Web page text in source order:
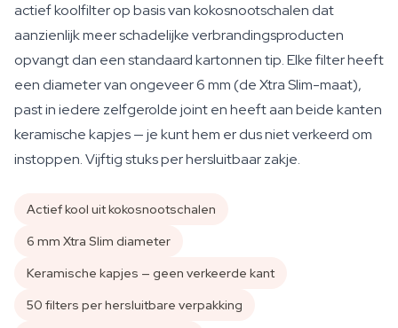
actief koolfilter op basis van kokosnootschalen dat
aanzienlijk meer schadelijke verbrandingsproducten
opvangt dan een standaard kartonnen tip. Elke filter heeft
een diameter van ongeveer 6 mm (de Xtra Slim-maat),
past in iedere zelfgerolde joint en heeft aan beide kanten
keramische kapjes — je kunt hem er dus niet verkeerd om
instoppen. Vijftig stuks per hersluitbaar zakje.
Actief kool uit kokosnootschalen
6 mm Xtra Slim diameter
Keramische kapjes — geen verkeerde kant
50 filters per hersluitbare verpakking